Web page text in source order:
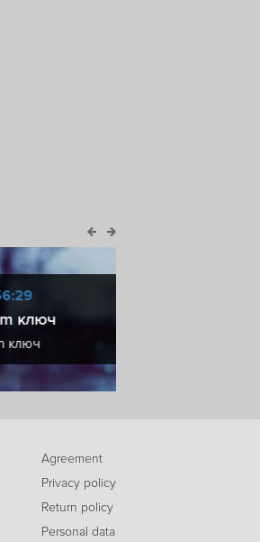
ключ
ключ
Agreement
Privacy policy
Return policy
Personal data